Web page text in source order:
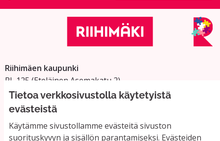
Tietoa verkkosivustolla käytetyistä
evästeistä
Käytämme sivustollamme evästeitä sivuston
suorituskyvyn ja sisällön parantamiseksi. Evästeiden
Riihimäen kaupunki
PL 125 (Eteläinen Asemakatu 2)
11101 Riihimäki
Vaihde: 019 758 4000
Sähköpostiosoitteet:
etunimi.sukunimi@riihimaki.fi